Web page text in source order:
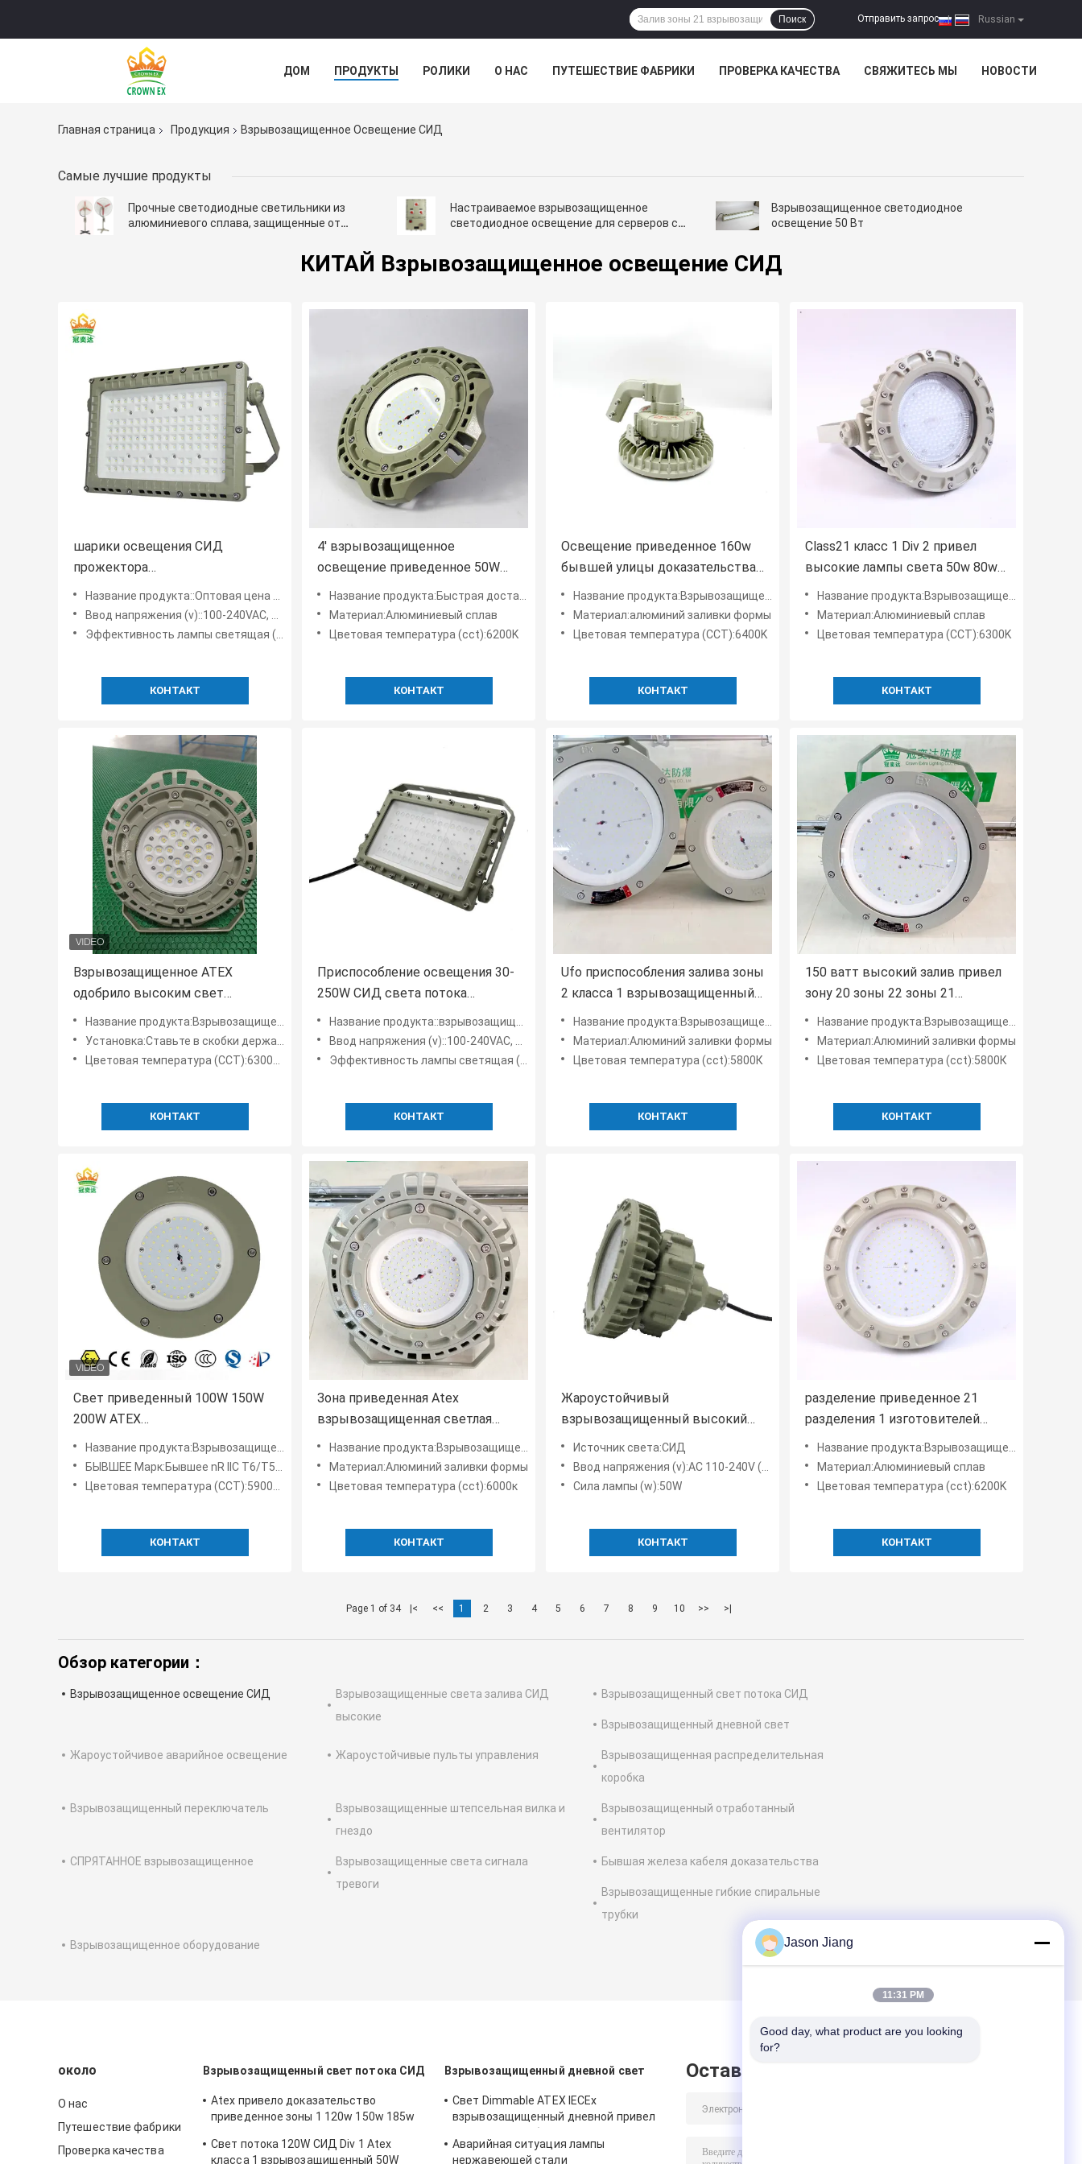
Russian
Отправить запрос |
Поиск
ДОМ ПРОДУКТЫ РОЛИКИ О НАС ПУТЕШЕСТВИЕ ФАБРИКИ ПРОВЕРКА КАЧЕСТВА СВЯЖИТЕСЬ МЫ НОВОСТИ
Главная страница
Продукция Взрывозащищенное Освещение СИД
Самые лучшие продукты
Прочные светодиодные светильники из
алюминиевого сплава, защищенные от
Настраиваемое взрывозащищенное
светодиодное освещение для серверов с
Взрывозащищенное светодиодное
освещение 50 Вт
КИТАЙ Взрывозащищенное освещение СИД
шарики освещения СИД
прожектора
взрывозащищенные 200 ватт
привели угол пучка 120 градусов
Название продукта::Оптовая цена фабрики привела взрывозащищенный 200 приведенный ваттами угол пучка света потока 120 гр
Ввод напряжения (v)::100-240VAC, 50-60Hz
Эффективность лампы светящая (lm/w)::115-130
КОНТАКТ
4' взрывозащищенное
освещение приведенное 50W
120w 100w привело свет залива
Ufo высокий
Название продукта:Быстрая доставка 50W 100W 120w Взрывозащищенные светодиодные фонари High Bay с заводской ценой
Материал:Алюминиевый сплав
Цветовая температура (cct):6200K
КОНТАКТ
Освещение приведенное 160w
бывшей улицы доказательства
взрывозащищенное привело
высокого залива
Название продукта:Взрывозащищенный высокий залив привел света
Материал:алюминий заливки формы
Цветовая температура (CCT):6400K
КОНТАКТ
Class21 класс 1 Div 2 привел
высокие лампы света 50w 80w
30w 75w залива
взрывозащищенные
Название продукта:Взрывозащищенный высокий залив привел света
Материал:Алюминиевый сплав
Цветовая температура (CCT):6300K
КОНТАКТ
Взрывозащищенное ATEX
одобрило высоким свет
пламени залива светлым
опасным приведенный
доказательством
Название продукта:Взрывозащищенный высокий залив привел света
Установка:Ставьте в скобки держатель, держатель потолка, держатель стены 30°, держатель стены 90°, держатель ф
Цветовая температура (CCT):6300K (ориентированное на заказчика)
КОНТАКТ
Приспособление освещения 30-
250W СИД света потока
взрывозащищенное Atex IP66
водоустойчивое
Название продукта::взрывозащищенная фабрика приведенная индустрии освещения положения atex IP66 света потока 30-250W во
Ввод напряжения (v)::100-240VAC, 50-60Hz
Эффективность лампы светящая (lm/w)::120
КОНТАКТ
Ufo приспособления залива зоны
2 класса 1 взрывозащищенный
высокий освещает
доказательство приведенное
пыли 100-277VAC
Название продукта:Взрывозащищенные светодиодные фонари High Bay
Материал:Алюминий заливки формы
Цветовая температура (cct):5800К
КОНТАКТ
150 ватт высокий залив привел
зону 20 зоны 22 зоны 21
приспособления светов
взрывозащищенную
Название продукта:Взрывозащищенные светодиодные фонари High Bay
Материал:Алюминий заливки формы
Цветовая температура (cct):5800К
КОНТАКТ
Свет приведенный 100W 150W
200W ATEX
высококачественный
взрывозащищенный
Название продукта:Взрывозащищенный свет
БЫВШЕЕ Марк:Бывшее nR IIC T6/T5 Gc/Ex tD A21 IP66 T80/95℃
Цветовая температура (CCT):5900K (ориентированное на заказчика)
КОНТАКТ
Зона приведенная Atex
взрывозащищенная светлая
опасная освещая зону 2 125lm w
зоны 1
Название продукта:Взрывозащищенные светодиодные фонари High Bay
Материал:Алюминий заливки формы
Цветовая температура (cct):6000к
КОНТАКТ
Жароустойчивый
взрывозащищенный высокий
свет приведенный IP66 залива с
ATEX IECEx
Источник света:СИД
Ввод напряжения (v):AC 110-240V (50-60Hz)
Сила лампы (w):50W
КОНТАКТ
разделение приведенное 21
разделения 1 изготовителей
высокого залива 120w
взрывозащищенное освещая
Название продукта:Взрывозащищенные светодиодные фонари High Bay
Материал:Алюминиевый сплав
Цветовая температура (cct):6200K
КОНТАКТ
Page 1 of 34 |< << 1 2 3 4 5 6 7 8 9 10 >> >|
Обзор категории：
Взрывозащищенное освещение СИД
Взрывозащищенные света залива СИД
высокие
Взрывозащищенный свет потока СИД
Взрывозащищенный дневной свет
Жароустойчивое аварийное освещение Жароустойчивые пульты управления
Взрывозащищенная распределительная
коробка
Взрывозащищенный переключатель
Взрывозащищенные штепсельная вилка и
гнездо
Взрывозащищенный отработанный
вентилятор
СПРЯТАННОЕ взрывозащищенное
Взрывозащищенные света сигнала
тревоги
Бывшая железа кабеля доказательства
Взрывозащищенные гибкие спиральные
трубки
Взрывозащищенное оборудование
около
О нас
Путешествие фабрики
Проверка качества
Взрывозащищенный свет потока СИД
Atex привело доказательство
приведенное зоны 1 120w 150w 185w
промышленное освещая анти-
Свет потока 120W СИД Div 1 Atex
класса 1 взрывозащищенный 50W
Взрывозащищенный дневной свет
Свет Dimmable ATEX IECEx
взрывозащищенный дневной привел
Аварийная ситуация лампы
нержавеющей стали
Оставить сообщение
Jason Jiang
11:31 PM
Good day, what product are you looking
for?